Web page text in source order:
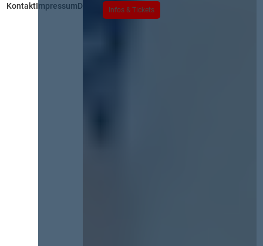
Infos & Tickets
KontaktImpressumDatenschutz